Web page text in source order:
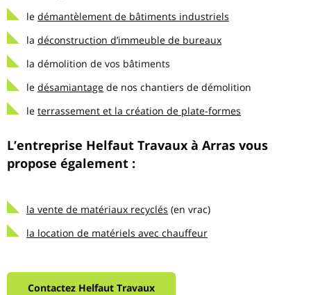
le démantèlement de bâtiments industriels
la déconstruction d’immeuble de bureaux
la démolition de vos bâtiments
le désamiantage de nos chantiers de démolition
le terrassement et la création de plate-formes
L’entreprise Helfaut Travaux à Arras vous
propose également :
la vente de matériaux recyclés (en vrac)
la location de matériels avec chauffeur
Contactez Helfaut Travaux